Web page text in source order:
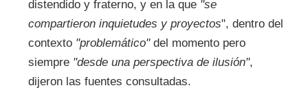
distendido y fraterno, y en la que "se
compartieron inquietudes y proyectos", dentro del
contexto "problemático"del momento pero
siempre "desde una perspectiva de ilusión",
dijeron las fuentes consultadas.